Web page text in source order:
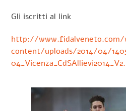
Gli iscritti al link
http://
content/uploads/2014/04/